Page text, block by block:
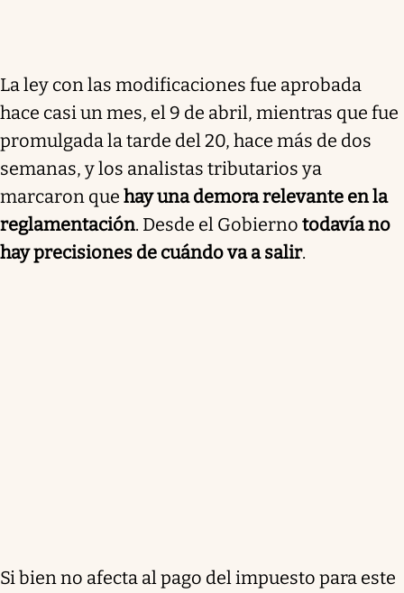
La ley con las modificaciones fue aprobada
hace casi un mes, el 9 de abril, mientras que fue
promulgada la tarde del 20, hace más de dos
semanas, y los analistas tributarios ya
marcaron que hay una demora relevante en la
reglamentación. Desde el Gobierno todavía no
hay precisiones de cuándo va a salir.
Si bien no afecta al pago del impuesto para este